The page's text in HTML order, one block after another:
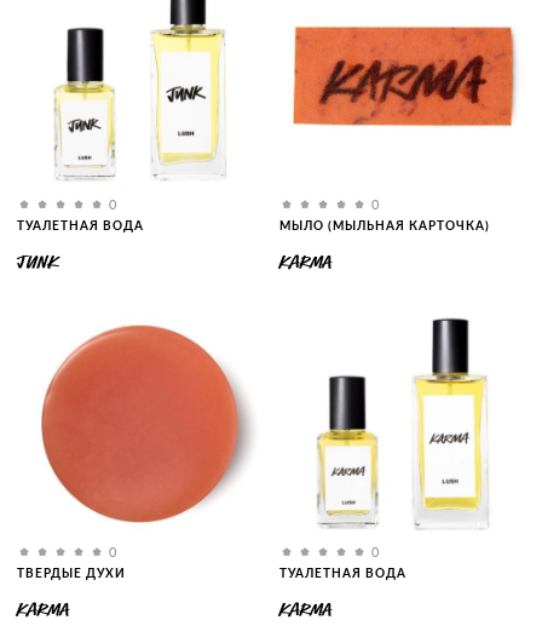
0
ТУАЛЕТНАЯ ВОДА
JUNK
0
МЫЛО (МЫЛЬНАЯ КАРТОЧКА)
KARMA
0
ТВЕРДЫЕ ДУХИ
KARMA
0
ТУАЛЕТНАЯ ВОДА
KARMA